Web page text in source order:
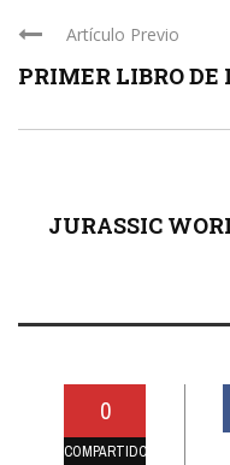
Artículo Previo
PRIMER LIBRO DE
JURASSIC
0
COMPARTIDO